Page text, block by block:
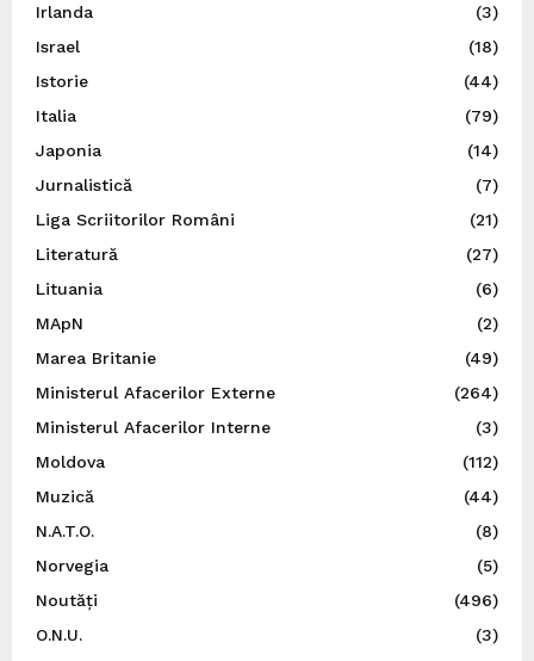
Irlanda
(3)
Israel
(18)
Istorie
(44)
Italia
(79)
Japonia
(14)
Jurnalistică
(7)
Liga Scriitorilor Români
(21)
Literatură
(27)
Lituania
(6)
MApN
(2)
Marea Britanie
(49)
Ministerul Afacerilor Externe
(264)
Ministerul Afacerilor Interne
(3)
Moldova
(112)
Muzică
(44)
N.A.T.O.
(8)
Norvegia
(5)
Noutăți
(496)
O.N.U.
(3)